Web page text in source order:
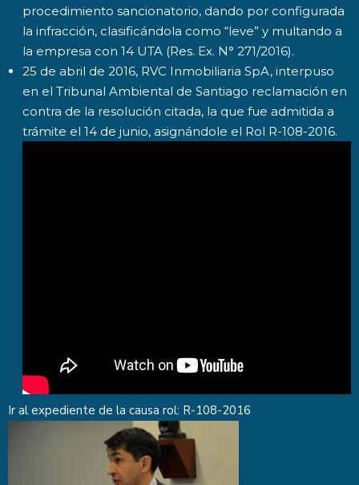
procedimiento sancionatorio, dando por configurada
la infracción, clasificándola como “leve” y multando a
la empresa con 14 UTA (Res. Ex. N° 271/2016).
25 de abril de 2016, RVC Inmobiliaria SpA, interpuso
en el Tribunal Ambiental de Santiago reclamación en
contra de la resolución citada, la que fue admitida a
trámite el 14 de junio, asignándole el Rol R-108-2016.
Ir al expediente de la causa rol: R-108-2016